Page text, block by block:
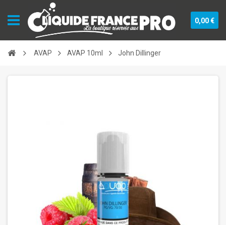
0,00 €
AVAP AVAP 10ml John Dillinger